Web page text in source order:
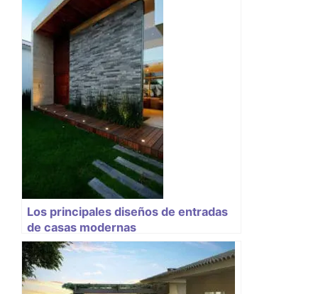
Los principales diseños de entradas
de casas modernas